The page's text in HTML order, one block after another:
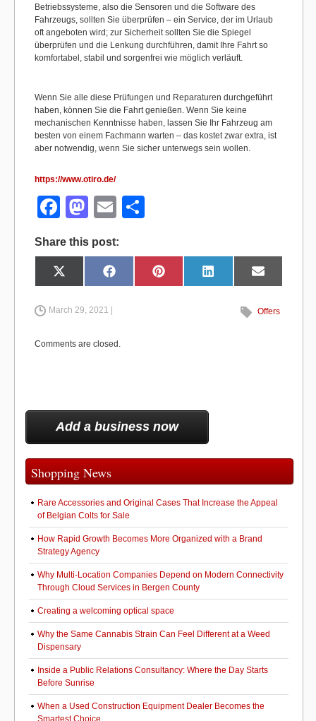
Betriebssysteme, also die Sensoren und die Software des
Fahrzeugs, sollten Sie überprüfen – ein Service, der im Urlaub
oft angeboten wird; zur Sicherheit sollten Sie die Spiegel
überprüfen und die Lenkung durchführen, damit Ihre Fahrt so
komfortabel, stabil und sorgenfrei wie möglich verläuft.
Wenn Sie alle diese Prüfungen und Reparaturen durchgeführt
haben, können Sie die Fahrt genießen. Wenn Sie keine
mechanischen Kenntnisse haben, lassen Sie Ihr Fahrzeug am
besten von einem Fachmann warten – das kostet zwar extra, ist
aber notwendig, wenn Sie sicher unterwegs sein wollen.
https://www.otiro.de/
F
c
e
o
o
M
st
o
n
E
ail ar
e
Share this post:
Share
X
i
r
Share
F
Share
P
Share
L
Share
E
l
March 29, 2021 | Offers
Comments are closed.
Add a business now
Shopping News
Rare Accessories and Original Cases That Increase the Appeal
of Belgian Colts for Sale
How Rapid Growth Becomes More Organized with a Brand
Strategy Agency
Why Multi-Location Companies Depend on Modern Connectivity
Through Cloud Services in Bergen County
Creating a welcoming optical space
Why the Same Cannabis Strain Can Feel Different at a Weed
Dispensary
Inside a Public Relations Consultancy: Where the Day Starts
Before Sunrise
When a Used Construction Equipment Dealer Becomes the
Smartest Choice